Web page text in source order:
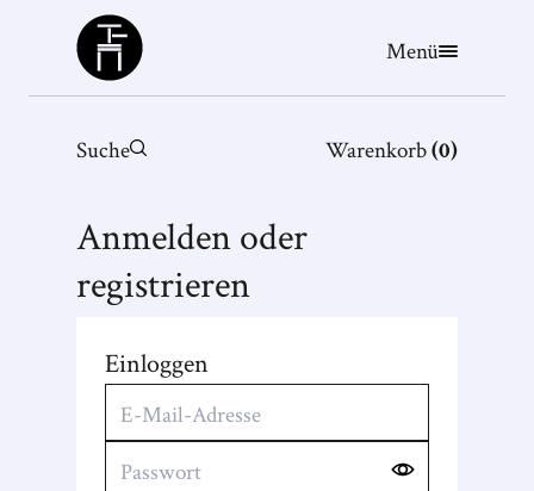
Büchergilde
Menü
Suche Warenkorb(0)
Anmelden oder
registrieren
Einloggen